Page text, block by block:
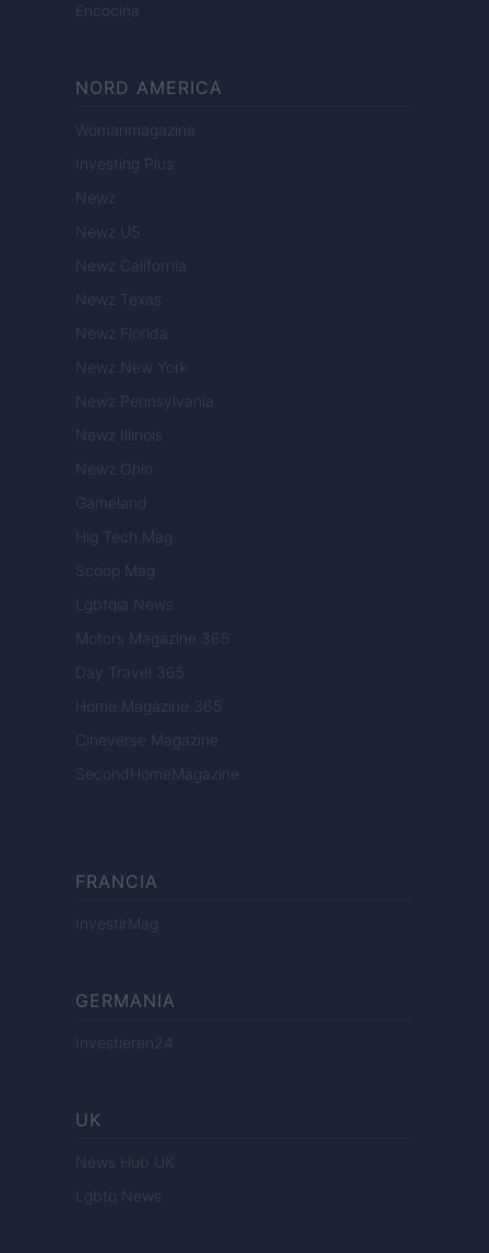
Encocina
NORD AMERICA
Womanmagazine
Investing Plus
Newz
Newz US
Newz California
Newz Texas
Newz Florida
Newz New York
Newz Pennsylvania
Newz Illinois
Newz Ohio
Gameland
Hig Tech Mag
Scoop Mag
Lgbtqia News
Motors Magazine 365
Day Travel 365
Home Magazine 365
Cineverse Magazine
SecondHomeMagazine
FRANCIA
InvestirMag
GERMANIA
Investieren24
UK
News Hub UK
Lgbtq News